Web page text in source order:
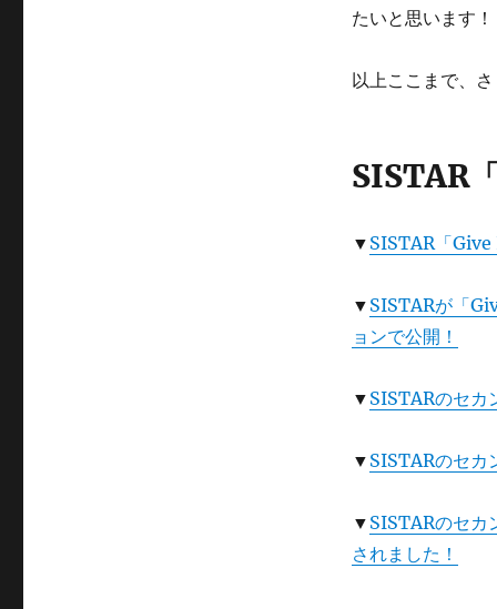
たいと思います！
以上ここまで、
SISTAR
▼ SISTAR「
▼ SISTARが「
ョンで公開！
▼ SISTARのセカ
▼ SISTARのセカ
▼ SISTARのセカ
されました！